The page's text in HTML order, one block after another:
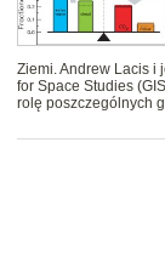
Ziemi. Andrew Lacis i
for Space Studies
rolę poszczególnych